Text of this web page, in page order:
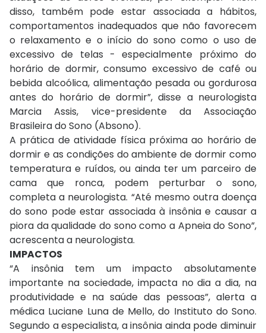
disso, também pode estar associada a hábitos,
comportamentos inadequados que não favorecem
o relaxamento e o início do sono como o uso de
excessivo de telas - especialmente próximo do
horário de dormir, consumo excessivo de café ou
bebida alcoólica, alimentação pesada ou gordurosa
antes do horário de dormir”, disse a neurologista
Marcia Assis, vice-presidente da Associação
Brasileira do Sono (Absono).
A prática de atividade física próxima ao horário de
dormir e as condições do ambiente de dormir como
temperatura e ruídos, ou ainda ter um parceiro de
cama que ronca, podem perturbar o sono,
completa a neurologista. “Até mesmo outra doença
do sono pode estar associada à insônia e causar a
piora da qualidade do sono como a Apneia do Sono”,
acrescenta a neurologista.
IMPACTOS
“A insônia tem um impacto absolutamente
importante na sociedade, impacta no dia a dia, na
produtividade e na saúde das pessoas”, alerta a
médica Luciane Luna de Mello, do Instituto do Sono.
Segundo a especialista, a insônia ainda pode diminuir